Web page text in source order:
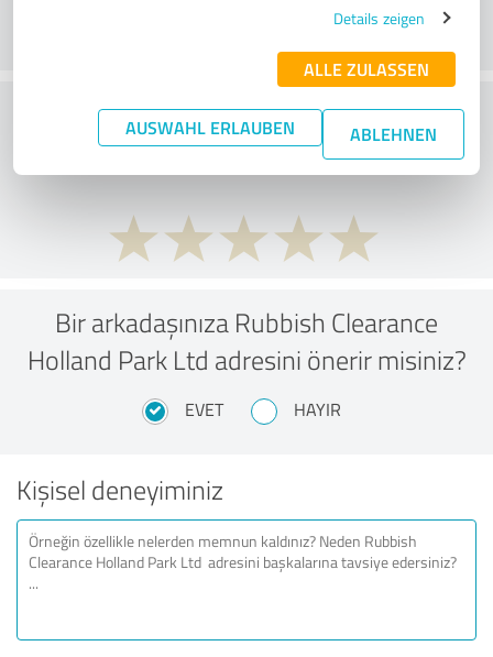
Details zeigen
ALLE ZULASSEN
AUSWAHL ERLAUBEN ABLEHNEN
Fiyat-performans oranı hakkında ne
düşünüyorsunuz?
Bir arkadaşınıza Rubbish Clearance
Holland Park Ltd adresini önerir misiniz?
EVET HAYIR
Kişisel deneyiminiz